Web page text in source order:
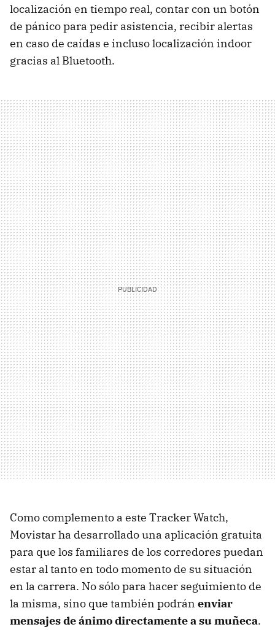
localización en tiempo real, contar con un botón
de pánico para pedir asistencia, recibir alertas
en caso de caídas e incluso localización indoor
gracias al Bluetooth.
Como complemento a este Tracker Watch,
Movistar ha desarrollado una aplicación gratuita
para que los familiares de los corredores puedan
estar al tanto en todo momento de su situación
en la carrera. No sólo para hacer seguimiento de
la misma, sino que también podrán enviar
mensajes de ánimo directamente a su muñeca.